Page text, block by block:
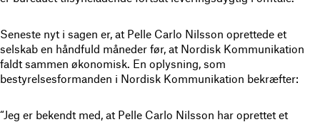
Seneste nyt i sagen er, at Pelle Carlo Nilsson oprettede et
selskab en håndfuld måneder før, at Nordisk Kommunikation
faldt sammen økonomisk. En oplysning, som
bestyrelsesformanden i Nordisk Kommunikation bekræfter:
“Jeg er bekendt med, at Pelle Carlo Nilsson har oprettet et